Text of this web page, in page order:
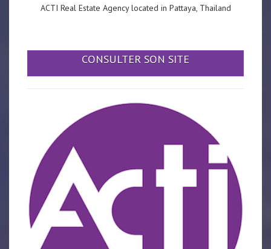
ACTI Real Estate Agency located in Pattaya, Thailand
CONSULTER SON SITE